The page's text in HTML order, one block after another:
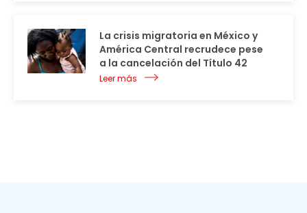
La crisis migratoria en México y
América Central recrudece pese
a la cancelación del Título 42
Leer más